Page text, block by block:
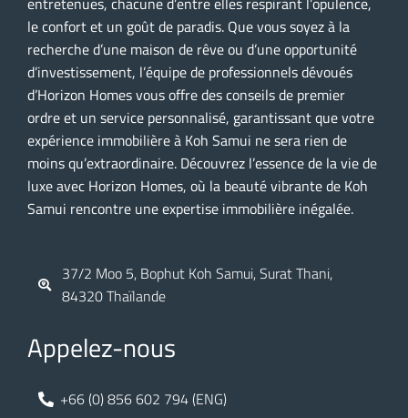
le confort et un goût de paradis. Que vous soyez à la
recherche d’une maison de rêve ou d’une opportunité
d’investissement, l’équipe de professionnels dévoués
d’Horizon Homes vous offre des conseils de premier
ordre et un service personnalisé, garantissant que votre
expérience immobilière à Koh Samui ne sera rien de
moins qu’extraordinaire. Découvrez l’essence de la vie de
luxe avec Horizon Homes, où la beauté vibrante de Koh
Samui rencontre une expertise immobilière inégalée.
37/2 Moo 5, Bophut Koh Samui, Surat Thani,
84320 Thaïlande
Appelez-nous
+66 (0) 856 602 794 (ENG)